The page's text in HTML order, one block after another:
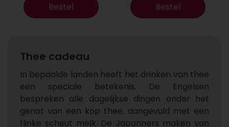
Bestel Bestel
Thee cadeau
In bepaalde landen heeft het drinken van thee
een speciale betekenis. De Engelsen
bespreken alle dagelijkse dingen onder het
genot van een kop thee, aangevuld met een
flinke scheut melk. De Japanners maken van